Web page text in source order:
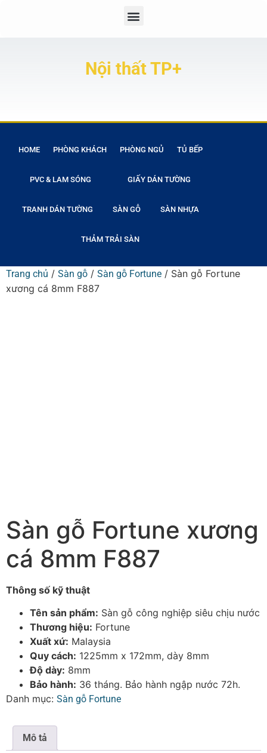
Nội thất TP+
HOME PHÒNG KHÁCH PHÒNG NGỦ TỦ BẾP
PVC & LAM SÓNG GIẤY DÁN TƯỜNG
TRANH DÁN TƯỜNG SÀN GỖ SÀN NHỰA
THẢM TRẢI SÀN
Trang chủ / Sàn gỗ / Sàn gỗ Fortune / Sàn gỗ Fortune
xương cá 8mm F887
Sàn gỗ Fortune xương
cá 8mm F887
Thông số kỹ thuật
Tên sản phẩm: Sàn gỗ công nghiệp siêu chịu nước
Thương hiệu: Fortune
Xuất xứ: Malaysia
Quy cách: 1225mm x 172mm, dày 8mm
Độ dày: 8mm
Bảo hành: 36 tháng. Bảo hành ngập nước 72h.
Danh mục: Sàn gỗ Fortune
Mô tả